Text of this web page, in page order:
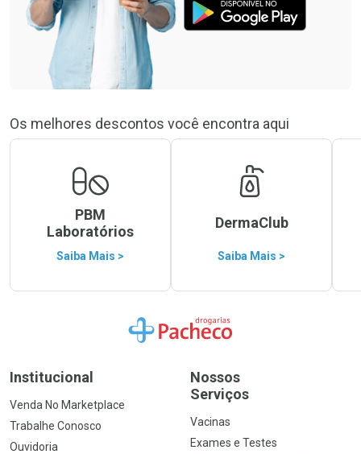
Os melhores descontos você encontra aqui
PBM
Laboratórios
Saiba Mais >
DermaClub
Saiba Mais >
Ir para a Home
Institucional
Venda No Marketplace
Trabalhe Conosco
Ouvidoria
Nossos
Serviços
Vacinas
Exames e Testes